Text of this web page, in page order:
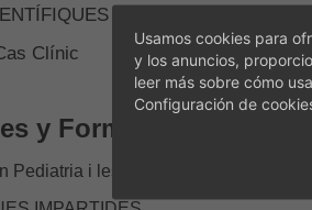
Clínic
y Formación de Dr.
Pediatria i les seves Àrees
Usamos cookies para
y los anuncios,
leer más sobre cómo
Configuración de